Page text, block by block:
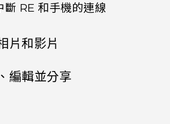
連線會斷斷續續？
斷 RE 和手機的連線
片和影片
識即時觀景窗
啟或關閉超廣角
編輯並分享
視相片及影片